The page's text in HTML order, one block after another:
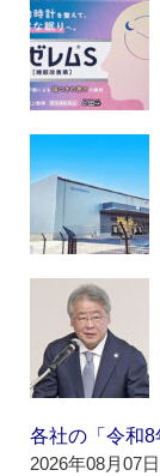
各社の「令和8
2026年08月07